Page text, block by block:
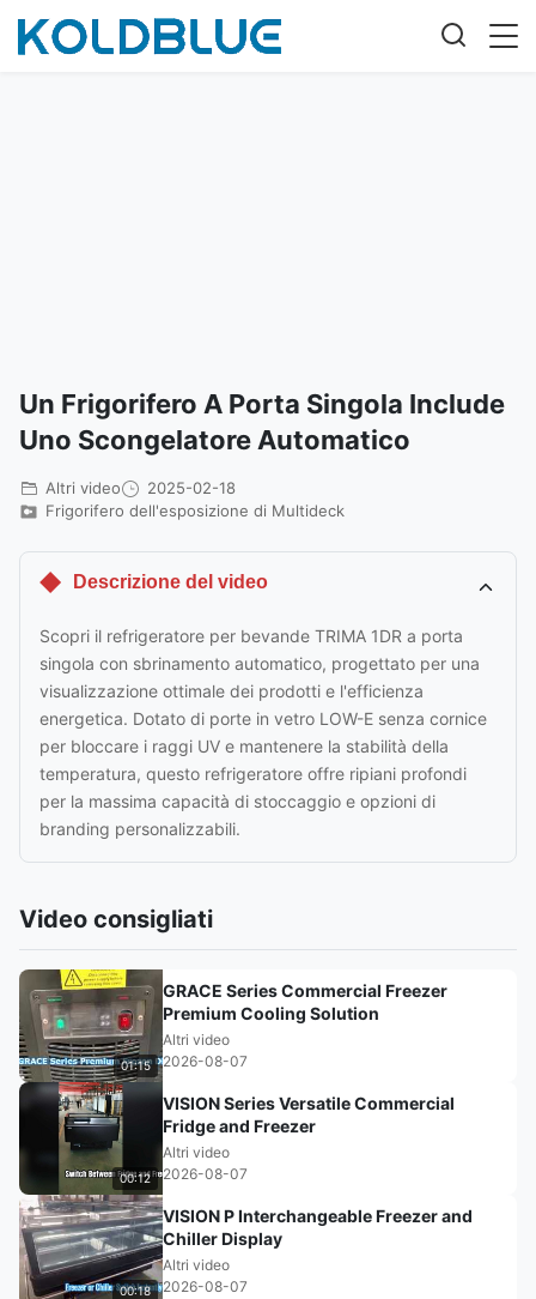
Un Frigorifero A Porta Singola Include
Uno Scongelatore Automatico
Altri video
2025-02-18
Frigorifero dell'esposizione di Multideck
Descrizione del video
Scopri il refrigeratore per bevande TRIMA 1DR a porta
singola con sbrinamento automatico, progettato per una
visualizzazione ottimale dei prodotti e l'efficienza
energetica. Dotato di porte in vetro LOW-E senza cornice
per bloccare i raggi UV e mantenere la stabilità della
temperatura, questo refrigeratore offre ripiani profondi
per la massima capacità di stoccaggio e opzioni di
branding personalizzabili.
Video consigliati
01:15
GRACE Series Commercial Freezer
Premium Cooling Solution
Altri video
2026-08-07
00:12
VISION Series Versatile Commercial
Fridge and Freezer
Altri video
2026-08-07
00:18
VISION P Interchangeable Freezer and
Chiller Display
Altri video
2026-08-07